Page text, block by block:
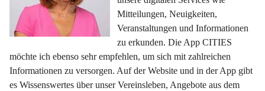
Mitteilungen, Neuigkeiten,
Veranstaltungen und Informationen
zu erkunden. Die App CITIES
möchte ich ebenso sehr empfehlen, um sich mit zahlreichen
Informationen zu versorgen. Auf der Website und in der App gibt
es Wissenswertes über unser Vereinsleben, Angebote aus dem